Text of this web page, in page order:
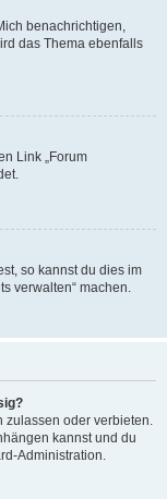
benachrichtigen,
das Thema ebenfalls
Link „Forum
so kannst du dies im
verwalten“ machen.
zulassen oder verbieten.
kannst und du
Administration.